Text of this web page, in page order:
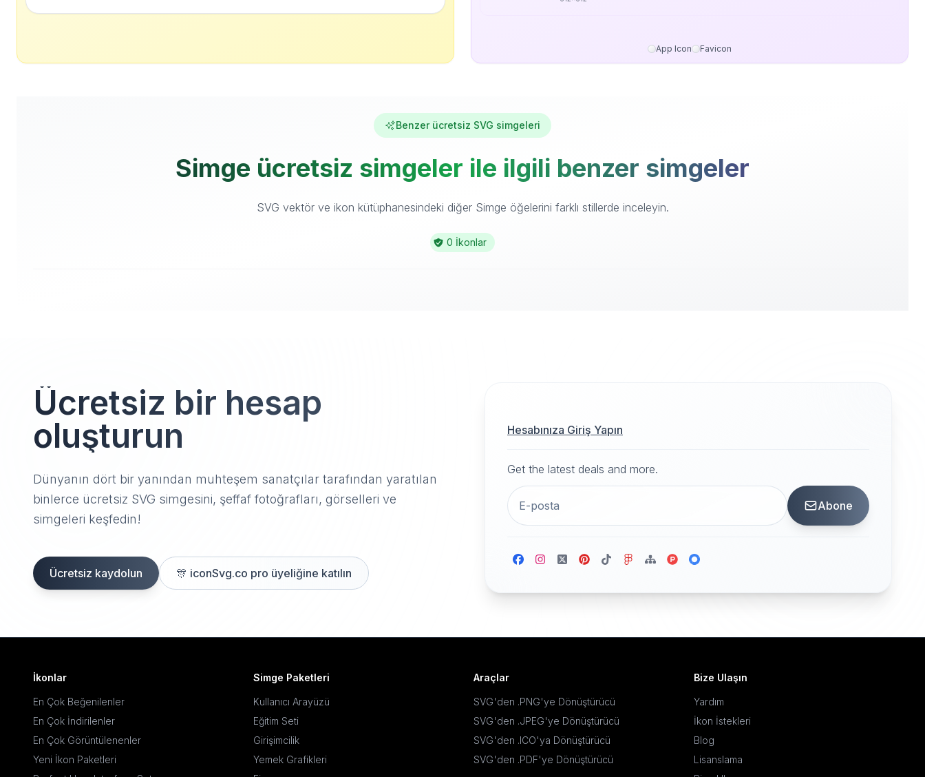
App Icon Favicon
Benzer ücretsiz SVG simgeleri
Simge ücretsiz simgeler ile ilgili benzer simgeler
SVG vektör ve ikon kütüphanesindeki diğer Simge öğelerini farklı stillerde inceleyin.
0 İkonlar
Ücretsiz bir hesap
oluşturun
Dünyanın dört bir yanından muhteşem sanatçılar tarafından yaratılan
binlerce ücretsiz SVG simgesini, şeffaf fotoğrafları, görselleri ve
simgeleri keşfedin!
Ücretsiz kaydolun 🎊 iconSvg.co pro üyeliğine katılın
Hesabınıza Giriş Yapın
Get the latest deals and more.
Abone
İkonlar
En Çok Beğenilenler
En Çok İndirilenler
En Çok Görüntülenenler
Yeni İkon Paketleri
Simge Paketleri
Kullanıcı Arayüzü
Eğitim Seti
Girişimcilik
Yemek Grafikleri
Araçlar
SVG'den .PNG'ye Dönüştürücü
SVG'den .JPEG'ye Dönüştürücü
SVG'den .ICO'ya Dönüştürücü
SVG'den .PDF'ye Dönüştürücü
Bize Ulaşın
Yardım
İkon İstekleri
Blog
Lisanslama